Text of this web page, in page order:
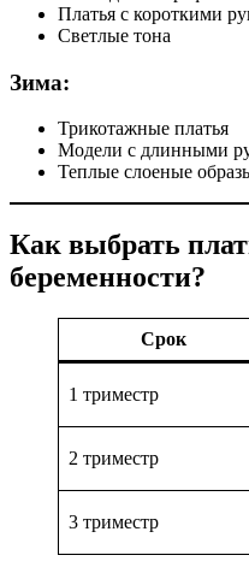
Платья с короткими
Светлые тона
Зима:
Трикотажные платья
Модели с длинными
Теплые слоеные
Как выбрать
беременности?
Срок
1 триместр
2 триместр
3 триместр